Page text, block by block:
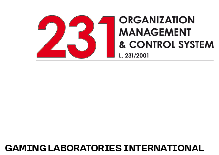
GAMING LABORATORIES INTERNATIONAL